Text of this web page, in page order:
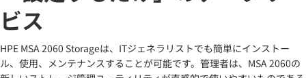
ビス
HPE MSA 2060 Storageは、ITジェネラリストでも簡単にインストー
ル、使用、メンテナンスすることが可能です。管理者は、MSA 2060の